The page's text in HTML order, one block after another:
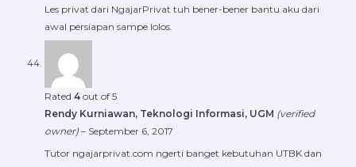
Les privat dari NgajarPrivat tuh bener-bener bantu aku dari
awal persiapan sampe lolos.
Rated 4 out of 5
Rendy Kurniawan, Teknologi Informasi, UGM (verified
owner) – September 6, 2017
Tutor ngajarprivat.com ngerti banget kebutuhan UTBK dan